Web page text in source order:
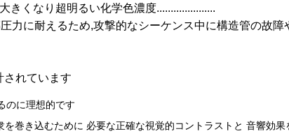
くなり超明るい化学色濃度.....................
力に耐えるため,攻撃的なシーケンス中に構造管の故障
されています
のに理想的です
巻き込むために 必要な正確な視覚的コントラストと 音響効果